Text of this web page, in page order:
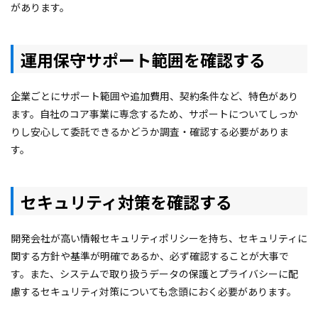
があります。
運用保守サポート範囲を確認する
企業ごとにサポート範囲や追加費用、契約条件など、特色があり
ます。自社のコア事業に専念するため、サポートについてしっか
りし安心して委託できるかどうか調査・確認する必要がありま
す。
セキュリティ対策を確認する
開発会社が高い情報セキュリティポリシーを持ち、セキュリティに
関する方針や基準が明確であるか、必ず確認することが大事で
す。また、システムで取り扱うデータの保護とプライバシーに配
慮するセキュリティ対策についても念頭におく必要があります。